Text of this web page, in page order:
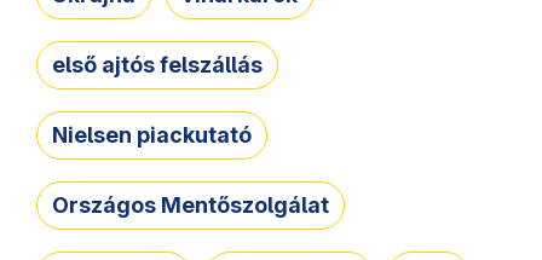
első ajtós felszállás
Nielsen piackutató
Országos Mentőszolgálat